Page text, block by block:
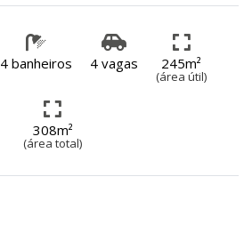
4 banheiros 4 vagas 245m²
(área útil)
308m²
(área total)